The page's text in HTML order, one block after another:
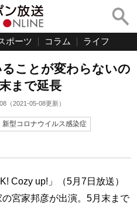
ポーツ コラム ライフ
ことが変わらないの
まで延長
（2021-05-08更新）
新型コロナウイルス感染症
Cozy up!」（5月7日放送）
宮家邦彦が出演。5月末まで